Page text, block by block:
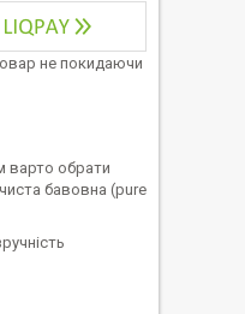
не покидаючи
варто обрати
бавовна (pure